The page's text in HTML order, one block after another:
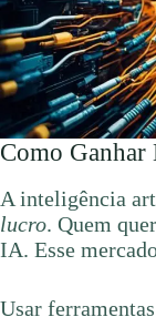
Como
A inteligência
lucro. Quem
IA. Esse
Usar